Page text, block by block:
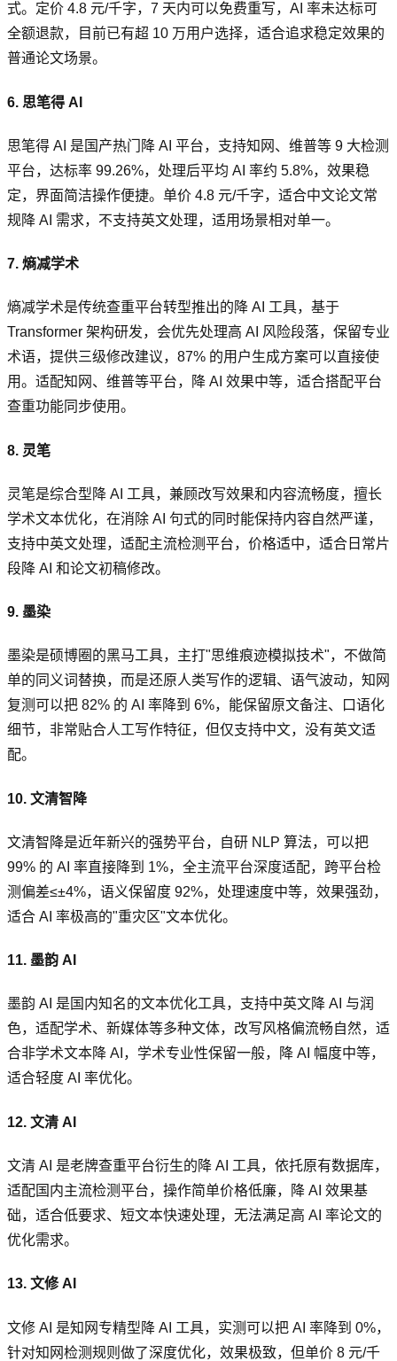
式。定价 4.8 元/千字，7 天内可以免费重写，AI 率未达标可
全额退款，目前已有超 10 万用户选择，适合追求稳定效果的
普通论文场景。
6. 思笔得 AI
思笔得 AI 是国产热门降 AI 平台，支持知网、维普等 9 大检测
平台，达标率 99.26%，处理后平均 AI 率约 5.8%，效果稳
定，界面简洁操作便捷。单价 4.8 元/千字，适合中文论文常
规降 AI 需求，不支持英文处理，适用场景相对单一。
7. 熵减学术
熵减学术是传统查重平台转型推出的降 AI 工具，基于
Transformer 架构研发，会优先处理高 AI 风险段落，保留专业
术语，提供三级修改建议，87% 的用户生成方案可以直接使
用。适配知网、维普等平台，降 AI 效果中等，适合搭配平台
查重功能同步使用。
8. 灵笔
灵笔是综合型降 AI 工具，兼顾改写效果和内容流畅度，擅长
学术文本优化，在消除 AI 句式的同时能保持内容自然严谨，
支持中英文处理，适配主流检测平台，价格适中，适合日常片
段降 AI 和论文初稿修改。
9. 墨染
墨染是硕博圈的黑马工具，主打"思维痕迹模拟技术"，不做简
单的同义词替换，而是还原人类写作的逻辑、语气波动，知网
复测可以把 82% 的 AI 率降到 6%，能保留原文备注、口语化
细节，非常贴合人工写作特征，但仅支持中文，没有英文适
配。
10. 文清智降
文清智降是近年新兴的强势平台，自研 NLP 算法，可以把
99% 的 AI 率直接降到 1%，全主流平台深度适配，跨平台检
测偏差≤±4%，语义保留度 92%，处理速度中等，效果强劲，
适合 AI 率极高的"重灾区"文本优化。
11. 墨韵 AI
墨韵 AI 是国内知名的文本优化工具，支持中英文降 AI 与润
色，适配学术、新媒体等多种文体，改写风格偏流畅自然，适
合非学术文本降 AI，学术专业性保留一般，降 AI 幅度中等，
适合轻度 AI 率优化。
12. 文清 AI
文清 AI 是老牌查重平台衍生的降 AI 工具，依托原有数据库，
适配国内主流检测平台，操作简单价格低廉，降 AI 效果基
础，适合低要求、短文本快速处理，无法满足高 AI 率论文的
优化需求。
13. 文修 AI
文修 AI 是知网专精型降 AI 工具，实测可以把 AI 率降到 0%，
针对知网检测规则做了深度优化，效果极致，但单价 8 元/千